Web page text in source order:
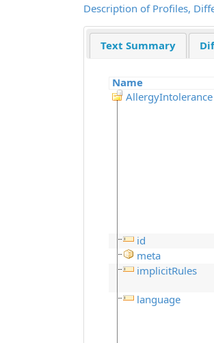
Description of Profiles,
Text Summary
Name
AllergyIntolerance
id
meta
implicitRules
language